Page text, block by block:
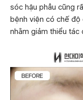
sóc hậu phẫu cũng
bệnh viện có chế độ
nhằm giảm thiểu tác